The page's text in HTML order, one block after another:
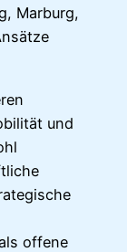
Marburg,
und
offene